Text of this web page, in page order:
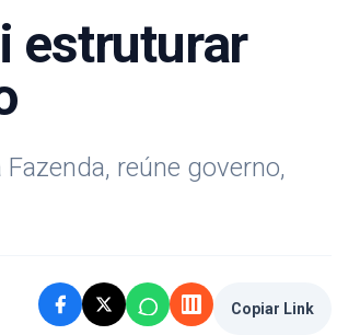
estruturar
reúne governo,
Copiar Link